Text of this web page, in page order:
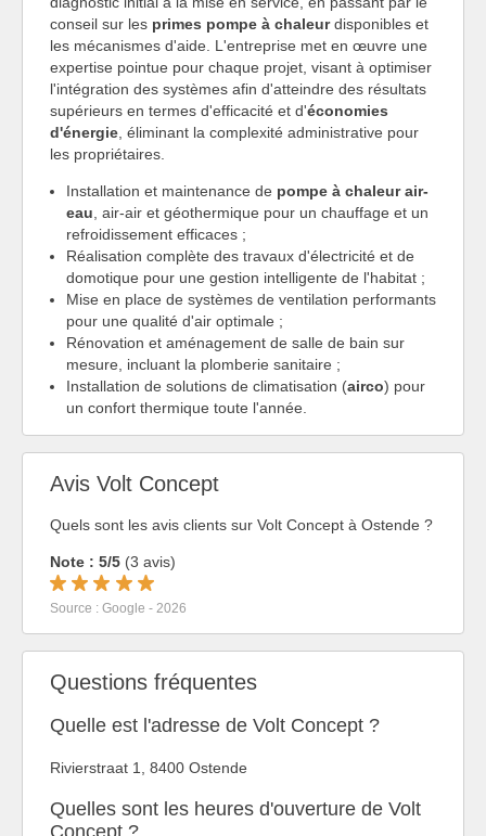
conseil sur les primes pompe à chaleurdisponibles et
les mécanismes d'aide. L'entreprise met en œuvre une
expertise pointue pour chaque projet, visant à optimiser
l'intégration des systèmes afin d'atteindre des résultats
supérieurs en termes d'efficacité et d'économies
d'énergie , éliminant la complexité administrative pour
les propriétaires.
Installation et maintenance de pompe à chaleur air-
eau , air-air et géothermique pour un chauffage et un
refroidissement efficaces ;
Réalisation complète des travaux d'électricité et de
domotique pour une gestion intelligente de l'habitat ;
Mise en place de systèmes de ventilation performants
pour une qualité d'air optimale ;
Rénovation et aménagement de salle de bain sur
mesure, incluant la plomberie sanitaire ;
Installation de solutions de climatisation (airco) pour
un confort thermique toute l'année.
Avis Volt Concept
Quels sont les avis clients sur Volt Concept à Ostende ?
Note : 5/5 (3 avis)
Source : Google - 2026
Questions fréquentes
Quelle est l'adresse de Volt Concept ?
Rivierstraat 1, 8400 Ostende
Quelles sont les heures d'ouverture de Volt
Concept ?